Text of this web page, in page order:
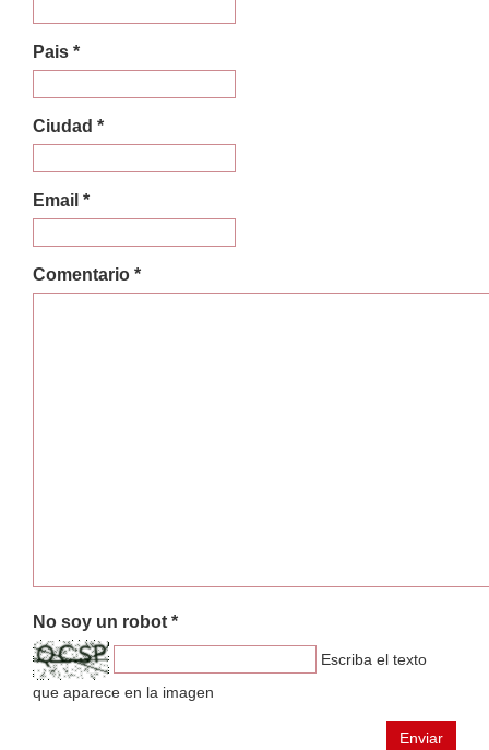
Pais *
Ciudad *
Email *
Comentario *
No soy un robot *
Escriba el texto
que aparece en la imagen
Enviar